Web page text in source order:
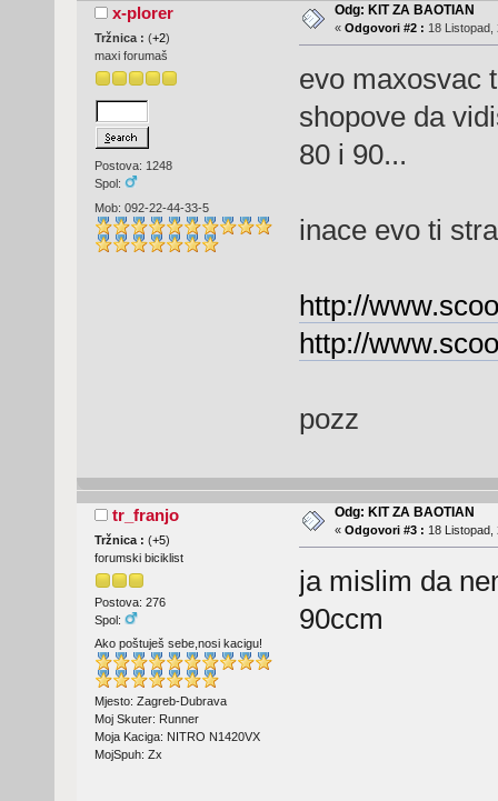
x-plorer
Tržnica : (+2)
maxi forumaš
Postova: 1248
Spol:
Mob: 092-22-44-33-5
Odg: KIT ZA BAOTIAN
« Odgovori #2 : 18 Listopad,
evo maxosvac
shopove da
80 i 90...
inace evo ti
http://
http://
pozz
tr_franjo
Tržnica : (+5)
forumski biciklist
Postova: 276
Spol:
Ako poštuješ sebe,nosi kacigu!
Mjesto: Zagreb-Dubrava
Moj Skuter: Runner
Moja Kaciga: NITRO N1420VX
MojSpuh: Zx
Odg: KIT ZA BAOTIAN
« Odgovori #3 : 18 Listopad,
ja mislim da
90ccm